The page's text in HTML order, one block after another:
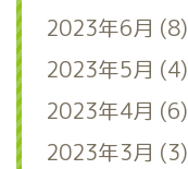
2023年6月 (8)
2023年5月 (4)
2023年4月 (6)
2023年3月 (3)